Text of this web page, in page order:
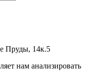
Пруды, 14к.5
нам анализировать